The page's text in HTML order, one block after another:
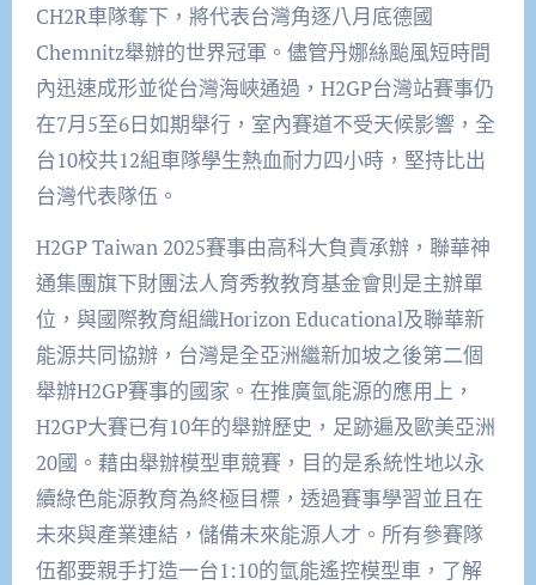
CH2R車隊奪下，將代表台灣角逐八月底德國
Chemnitz舉辦的世界冠軍。儘管丹娜絲颱風短時間
內迅速成形並從台灣海峽通過，H2GP台灣站賽事仍
在7月5至6日如期舉行，室內賽道不受天候影響，全
台10校共12組車隊學生熱血耐力四小時，堅持比出
台灣代表隊伍。
H2GP Taiwan 2025賽事由高科大負責承辦，聯華神
通集團旗下財團法人育秀教教育基金會則是主辦單
位，與國際教育組織Horizon Educational及聯華新
能源共同協辦，台灣是全亞洲繼新加坡之後第二個
舉辦H2GP賽事的國家。在推廣氫能源的應用上，
H2GP大賽已有10年的舉辦歷史，足跡遍及歐美亞洲
20國。藉由舉辦模型車競賽，目的是系統性地以永
續綠色能源教育為終極目標，透過賽事學習並且在
未來與產業連結，儲備未來能源人才。所有參賽隊
伍都要親手打造一台1:10的氫能遙控模型車，了解